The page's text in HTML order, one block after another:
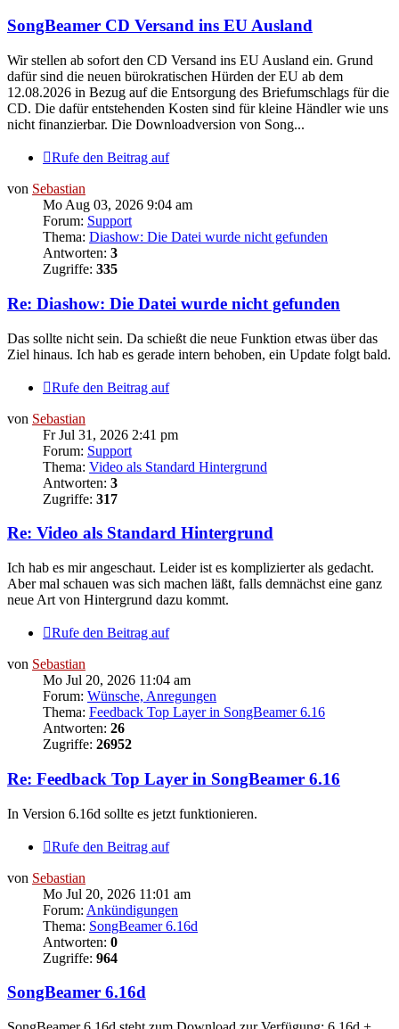
SongBeamer CD Versand ins EU Ausland
Wir stellen ab sofort den CD Versand ins EU Ausland ein. Grund
dafür sind die neuen bürokratischen Hürden der EU ab dem
12.08.2026 in Bezug auf die Entsorgung des Briefumschlags für die
CD. Die dafür entstehenden Kosten sind für kleine Händler wie uns
nicht finanzierbar. Die Downloadversion von Song...
Rufe den Beitrag auf
von Sebastian
Mo Aug 03, 2026 9:04 am
Forum: Support
Thema: Diashow: Die Datei wurde nicht gefunden
Antworten: 3
Zugriffe: 335
Re: Diashow: Die Datei wurde nicht gefunden
Das sollte nicht sein. Da schießt die neue Funktion etwas über das
Ziel hinaus. Ich hab es gerade intern behoben, ein Update folgt bald.
Rufe den Beitrag auf
von Sebastian
Fr Jul 31, 2026 2:41 pm
Forum: Support
Thema: Video als Standard Hintergrund
Antworten: 3
Zugriffe: 317
Re: Video als Standard Hintergrund
Ich hab es mir angeschaut. Leider ist es komplizierter als gedacht.
Aber mal schauen was sich machen läßt, falls demnächst eine ganz
neue Art von Hintergrund dazu kommt.
Rufe den Beitrag auf
von Sebastian
Mo Jul 20, 2026 11:04 am
Forum: Wünsche, Anregungen
Thema: Feedback Top Layer in SongBeamer 6.16
Antworten: 26
Zugriffe: 26952
Re: Feedback Top Layer in SongBeamer 6.16
In Version 6.16d sollte es jetzt funktionieren.
Rufe den Beitrag auf
von Sebastian
Mo Jul 20, 2026 11:01 am
Forum: Ankündigungen
Thema: SongBeamer 6.16d
Antworten: 0
Zugriffe: 964
SongBeamer 6.16d